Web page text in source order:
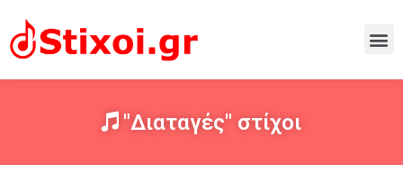
"Διαταγές" στίχοι